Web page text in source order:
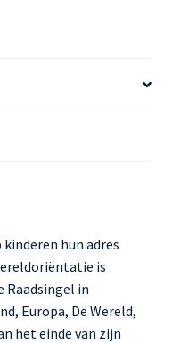
hun adres
is
Raadsingel in
Europa, De Wereld,
het einde van zijn